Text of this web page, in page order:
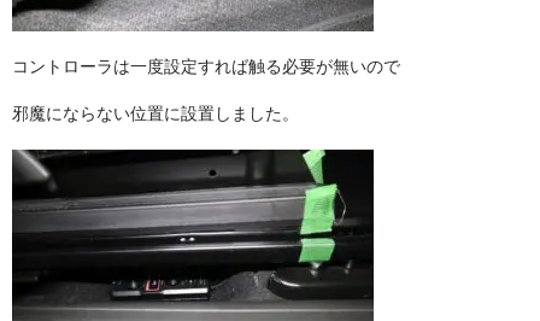
コントローラは一度設定すれば触る必要が無いので
邪魔にならない位置に設置しました。